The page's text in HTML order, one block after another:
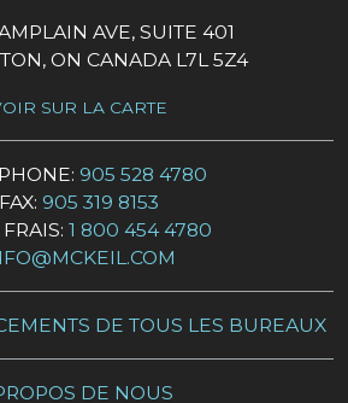
AVE, SUITE 401
ON CANADA L7L 5Z4
SUR LA CARTE
905 528 4780
FAX: 905 319 8153
1 800 454 4780
DE TOUS LES BUREAUX
DE NOUS